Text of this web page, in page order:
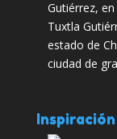
Tuxtla
estado de
ciudad de